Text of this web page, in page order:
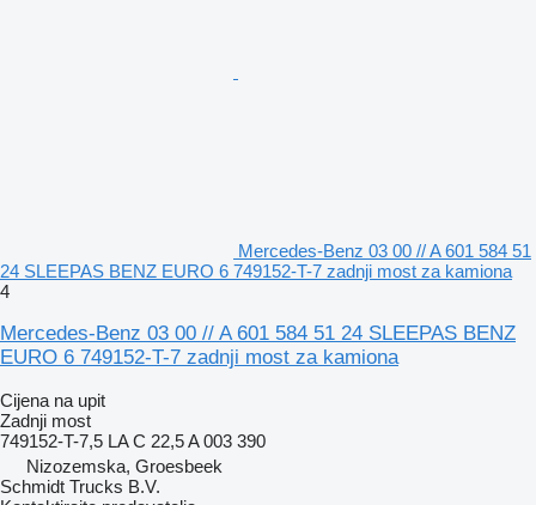
Mercedes-Benz 03 00 // A 601 584 51
24 SLEEPAS BENZ EURO 6 749152-T-7 zadnji most za kamiona
4
Mercedes-Benz 03 00 // A 601 584 51 24 SLEEPAS BENZ
EURO 6 749152-T-7 zadnji most za kamiona
Cijena na upit
Zadnji most
749152-T-7,5 LA C 22,5 A 003 390
Nizozemska, Groesbeek
Schmidt Trucks B.V.